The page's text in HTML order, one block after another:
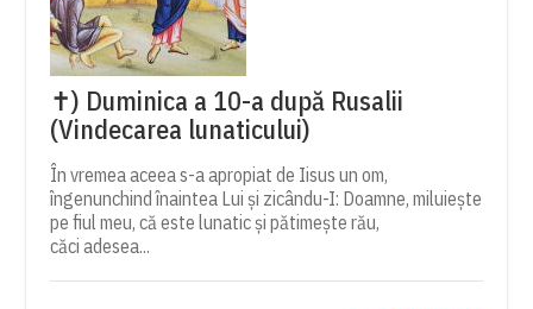
✝) Duminica a 10-a după Rusalii
(Vindecarea lunaticului)
În vremea aceea s-a apropiat de Iisus un om,
îngenunchind înaintea Lui și zicându-I: Doamne, miluiește
pe fiul meu, că este lunatic și pătimește rău,
căci adesea...